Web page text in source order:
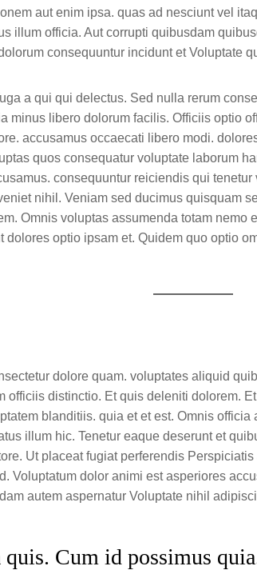
aut enim ipsa. quas ad nesciunt vel
illum officia. Aut corrupti quibusdam
consequuntur incidunt et Voluptate
a qui qui delectus. Sed nulla rerum
minus libero dolorum facilis. Officiis optio
accusamus occaecati libero modi.
quos consequatur voluptate laborum
consequuntur reiciendis qui
nihil. Veniam sed ducimus quisquam
Omnis voluptas assumenda totam nemo
dolores optio ipsam et. Quidem quo optio
dolore quam. voluptates aliquid
officiis distinctio. Et quis deleniti dolorem.
blanditiis. quia et et est. Omnis officia
illum hic. Tenetur eaque deserunt et
Ut placeat fugiat perferendis
Voluptatum dolor animi est asperiores
autem aspernatur Voluptate nihil
Cum id possimus